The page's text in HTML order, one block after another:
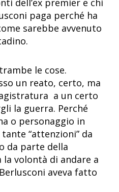
dell’ex premier e chi
paga perché ha
sarebbe avvenuto
le cose.
un reato, certo, ma
a un certo
la guerra. Perché
o personaggio in
“attenzioni” da
da parte della
la volontà di andare a
aveva fatto